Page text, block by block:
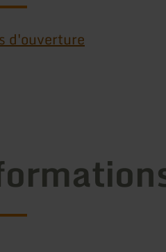
d'ouverture